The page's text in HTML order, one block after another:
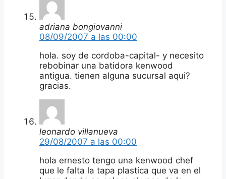
adriana bongiovanni
08/09/2007 a las 00:00
hola. soy de cordoba-capital- y necesito
rebobinar una batidora kenwood
antigua. tienen alguna sucursal aqui?
gracias.
leonardo villanueva
29/08/2007 a las 00:00
hola ernesto tengo una kenwood chef
que le falta la tapa plastica que va en el